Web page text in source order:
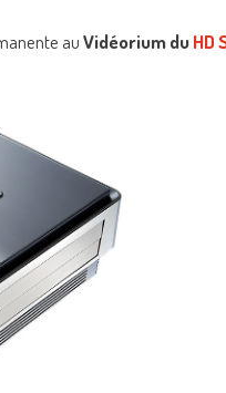
auVidéorium duHD